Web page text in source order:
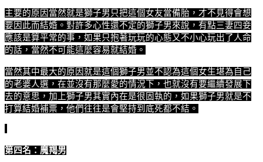
主要的原因當然就是獅子男只把這個女友當備胎，才不見得會想
要因此而結婚。對許多心性還不定的獅子男來說，有點三妻四妾
應該是算平常的事，如果只抱著玩玩的心態又不小心玩出了人命
的話，當然不可能這麼容易就結婚。
當然其中最大的原因就是這個獅子男並不認為這個女生堪為自己
的老婆人選，在並沒有那麼愛的情況下，也就沒有要繼續發展下
去的意思，加上獅子男其實內在是很固執的，如果獅子男就是不
打算結婚補票，他們往往是會堅持到底死都不結。
第四名：魔羯男